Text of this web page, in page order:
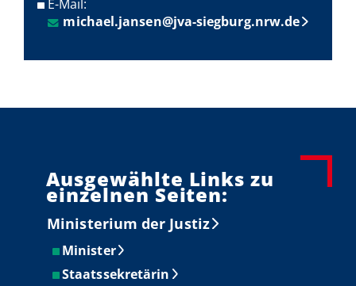
E-Mail:
michael.jansen@jva-siegburg.nrw.de
Ausgewählte Links zu
einzelnen Seiten:
Ministerium der Justiz
Minister
Staatssekretärin